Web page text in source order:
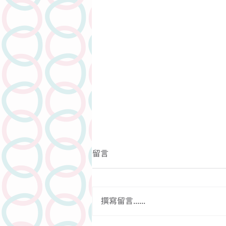
關於依道菜嘅迷思
留言
撰寫留言......